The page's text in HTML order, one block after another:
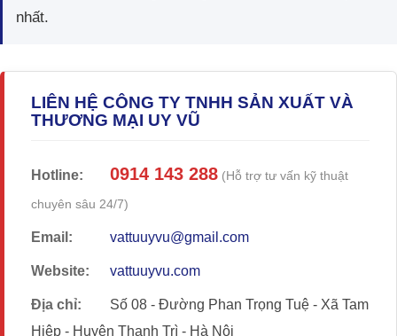
nhất.
LIÊN HỆ CÔNG TY TNHH SẢN XUẤT VÀ
THƯƠNG MẠI UY VŨ
Hotline: 0914 143 288 (Hỗ trợ tư vấn kỹ thuật
chuyên sâu 24/7)
Email: vattuuyvu@gmail.com
Website: vattuuyvu.com
Địa chỉ:
Số 08 - Đường Phan Trọng Tuệ - Xã Tam
Hiệp - Huyện Thanh Trì - Hà Nội